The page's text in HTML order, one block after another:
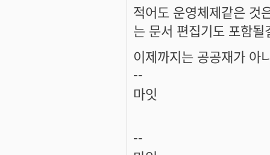
적어도 운영체제같은 것
는 문서 편집기도 포함될
이제까지는 공공재가 아
--
마잇
--